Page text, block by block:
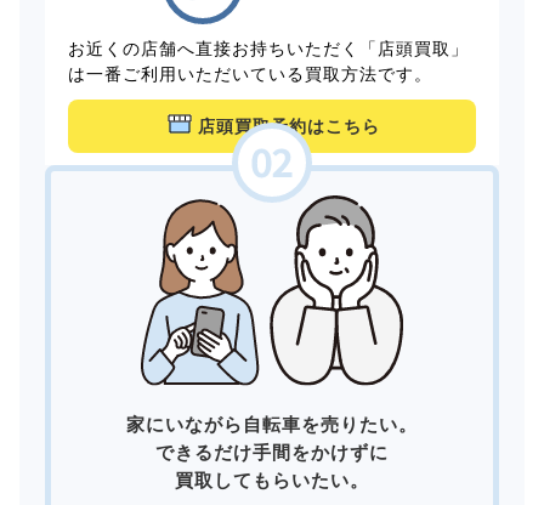
お近くの店舗へ直接お持ちいただく「店頭買取」
は一番ご利用いただいている買取方法です。
店頭買取予約はこちら
家にいながら自転車を売りたい。
できるだけ手間をかけずに
買取してもらいたい。